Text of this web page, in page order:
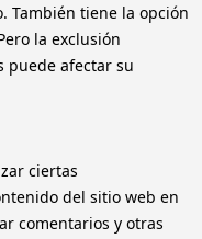
También tiene la opción
la exclusión
puede afectar su
ciertas
del sitio web en
comentarios y otras